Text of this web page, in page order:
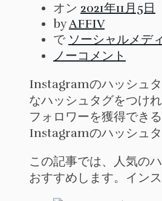
オン 2021年11月5日
byAFFIV
で ソーシャルメデ
ノーコメント
Instagramのハッシュ
なハッシュタグをつけ
フォロワーを獲得でき
Instagramのハッシュタ
この記事では、人気の
おすすめします。イン